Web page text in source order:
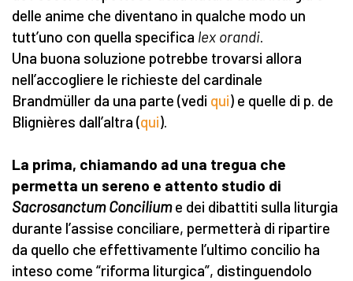
delle anime che diventano in qualche modo un
tutt’uno con quella specifica lex orandi.
Una buona soluzione potrebbe trovarsi allora
nell’accogliere le richieste del cardinale
Brandmüller da una parte (vedi qui) e quelle di p. de
Blignières dall’altra (qui).
La prima, chiamando ad una tregua che
permetta un sereno e attento studio di
Sacrosanctum Concilium e dei dibattiti sulla liturgia
durante l’assise conciliare, permetterà di ripartire
da quello che effettivamente l’ultimo concilio ha
inteso come “riforma liturgica”, distinguendolo